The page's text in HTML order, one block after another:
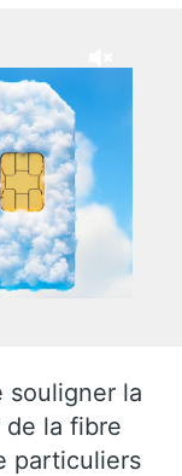
souligner la
de la fibre
particuliers